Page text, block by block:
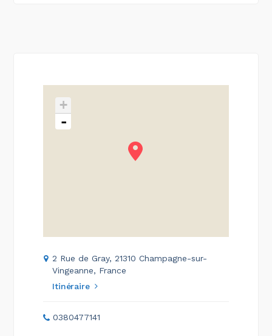
+
-
2 Rue de Gray, 21310 Champagne-sur-
Vingeanne, France
Itinéraire
0380477141